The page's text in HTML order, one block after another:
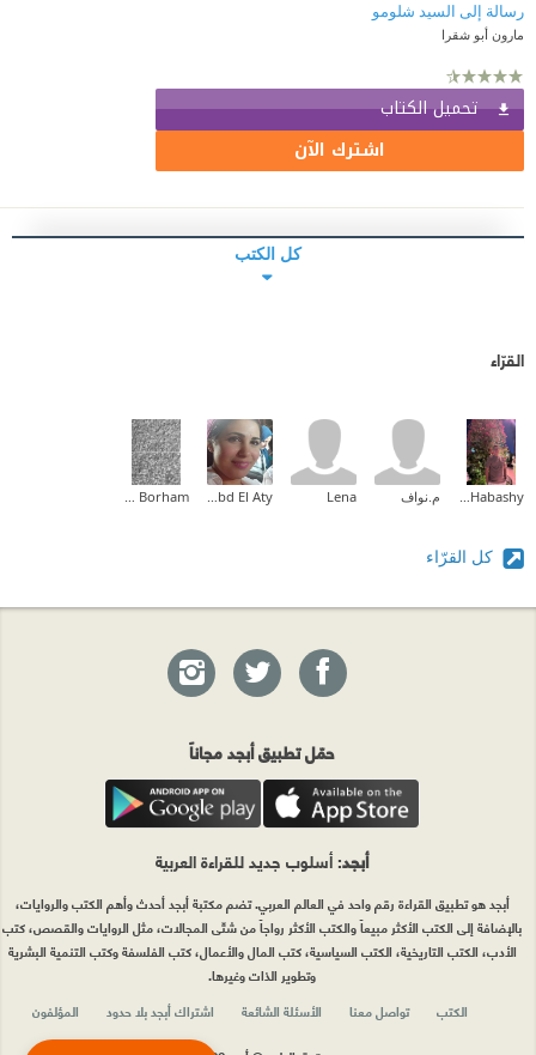
رسالة إلى السيد شلومو
مارون أبو شقرا
تحميل الكتاب
اشترك الآن
كل الكتب
القرّاء
م.نواف Lena
كل القرّاء
حمّل تطبيق أبجد مجاناً
أبجد: أسلوب جديد للقراءة العربية
أبجد هو تطبيق القراءة رقم واحد في العالم العربي. تضم مكتبة أبجد أحدث وأهم الكتب والروايات،
بالإضافة إلى الكتب الأكثر مبيعاً والكتب الأكثر رواجاً من شتّى المجالات، مثل الروايات والقصص، كتب
الأدب، الكتب التاريخية، الكتب السياسية، كتب المال والأعمال، كتب الفلسفة وكتب التنمية البشرية
وتطوير الذات وغيرها.
الكتب
تواصل معنا الأسئلة الشائعة اشتراك أبجد بلا حدود
المؤلفون